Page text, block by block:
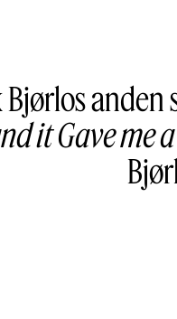
Bjørlos
it Gave me